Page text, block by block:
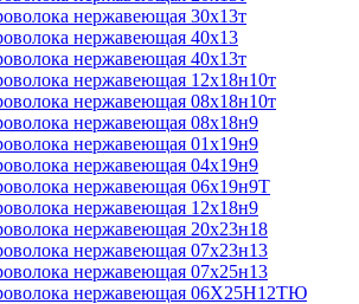
нержавеющая 30х13т
нержавеющая 40х13
нержавеющая 40х13т
нержавеющая 12х18н10т
нержавеющая 08х18н10т
нержавеющая 08х18н9
нержавеющая 01х19н9
нержавеющая 04х19н9
нержавеющая 06х19н9Т
нержавеющая 12х18н9
нержавеющая 20х23н18
нержавеющая 07х23н13
нержавеющая 07х25н13
нержавеющая 06Х25Н12ТЮ